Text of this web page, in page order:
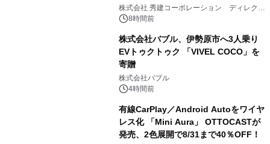
大興奮が今甦る
株式会社 秀建コーポレーション ディレクト
アートギャラリー
8時間前
株式会社バブル、伊勢原市へ3人乗り
EVトゥクトゥク 「VIVEL COCO」を
寄贈
株式会社バブル
4時間前
有線CarPlay／Android Autoをワイヤ
レス化 「Mini Aura」 OTTOCASTが
発売、2色展開で8/31まで40％OFF！